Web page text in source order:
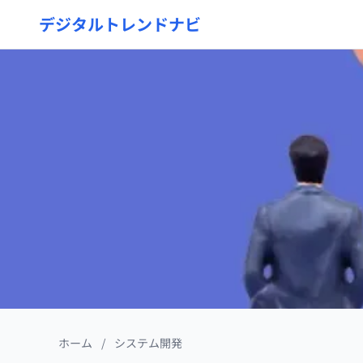
デジタルトレンドナビ
ホーム / システム開発